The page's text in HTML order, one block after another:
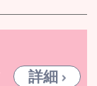
詳細